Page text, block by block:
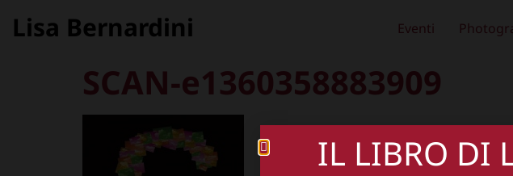
Lisa Bernardini Eventi
SCAN-e1360358883909
IL LIBRO DI